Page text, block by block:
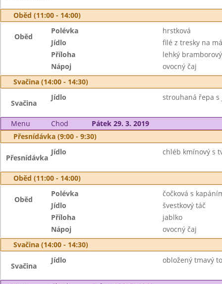
Oběd (11:00 - 14:00)
Oběd
Polévka
hrstková
Jídlo
filé z tresky na
Příloha
lehký
Nápoj
ovocný čaj
Svačina (14:00 - 14:30)
Svačina
Jídlo strouhaná řepa s
Menu Chod
Pátek 29. 3. 2019
Přesnídávka (9:00 - 9:30)
Přesnídávka
Jídlo chléb kmínový s
Oběd (11:00 - 14:00)
Oběd
Polévka
čočková s
Jídlo
švestkový táč
Příloha
jablko
Nápoj
ovocný čaj
Svačina (14:00 - 14:30)
Svačina
Jídlo obložený tmavý